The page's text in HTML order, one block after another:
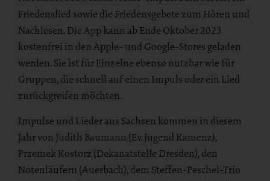
Friedenslied sowie die Friedensgebete zum Hören und
Nachlesen. Die App kann ab Ende Oktober 2023
kostenfrei in den Apple- und Google-Stores geladen
werden. Sie ist für Einzelne ebenso nutzbar wie für
Gruppen, die schnell auf einen Impuls oder ein Lied
zurückgreifen möchten.
Impulse und Lieder aus Sachsen kommen in diesem
Jahr von Judith Baumann (Ev. Jugend Kamenz),
Przemek Kostorz (Dekanatstelle Dresden), den
Notenläufern (Auerbach), dem Steffen-Peschel-Trio